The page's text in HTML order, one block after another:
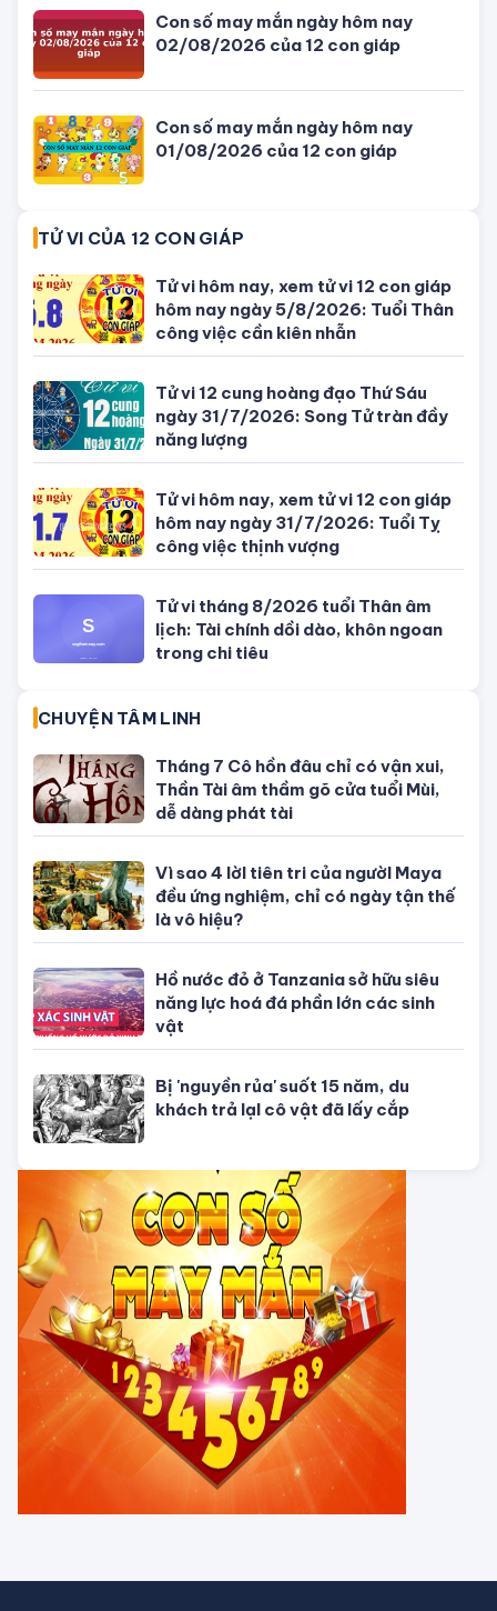
Đang ngồi nhậu thì thanh niên (áo
xanh) cầm ✂️ tiễn bạn nhậu đi gặp
Bỏ trốn sau cú đâm xe làm quan
chức Campuchia tử vong, con gái
SỐ ĐẸP THEO NGÀY
Con số may mắn ngày hôm nay
04/08/2026 của 12 con giáp
Con số may mắn ngày hôm nay
03/08/2026 của 12 con giáp
Con số may mắn ngày hôm nay
02/08/2026 của 12 con giáp
Con số may mắn ngày hôm nay
01/08/2026 của 12 con giáp
TỬ VI CỦA 12 CON GIÁP
Tử vi hôm nay, xem tử vi 12 con giáp
hôm nay ngày 5/8/2026: Tuổi Thân
công việc cần kiên nhẫn
Tử vi 12 cung hoàng đạo Thứ Sáu
ngày 31/7/2026: Song Tử tràn đầy
năng lượng
Tử vi hôm nay, xem tử vi 12 con giáp
hôm nay ngày 31/7/2026: Tuổi Tỵ
công việc thịnh vượng
Tử vi tháng 8/2026 tuổi Thân âm
lịch: Tài chính dồi dào, khôn ngoan
CHUYỆN TÂM LINH
Tháng 7 Cô hồn đâu chỉ có vận xui,
Thần Tài âm thầm gõ cửa tuổi Mùi,
dễ dàng phát tài
Vì sao 4 lờI tiên tri của ngườI Maya
đều ứng nghiệm, chỉ có ngày tận thế
là vô hiệu?
Hồ nước đỏ ở Tanzania sở hữu siêu
năng lực hoá đá phần lớn các sinh
khách trả lạI cô vật đã lấy cắp